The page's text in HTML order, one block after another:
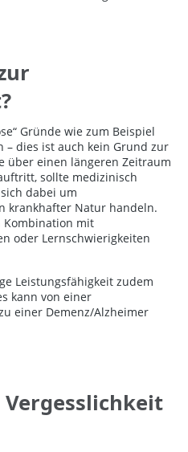
Gründe wie zum Beispiel
– dies ist auch kein Grund zur
über einen längeren Zeitraum
sollte medizinisch
dabei um
krankhafter Natur handeln.
Kombination mit
oder Lernschwierigkeiten
Leistungsfähigkeit zudem
kann von einer
einer Demenz/Alzheimer